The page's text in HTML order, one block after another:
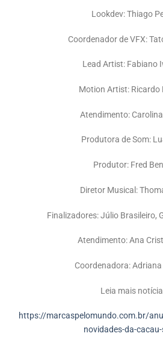
Lookdev: Thiago
Coordenador de VFX:
Lead Artist: Fabiano
Motion Artist: Ricardo
Atendimento:
Produtora de Som:
Produtor: Fred
Diretor Musical:
Finalizadores: Júlio Brasileiro,
Atendimento: Ana
Coordenadora:
Leia mais
https://marcaspelomundo.com.br/
novidades-da-